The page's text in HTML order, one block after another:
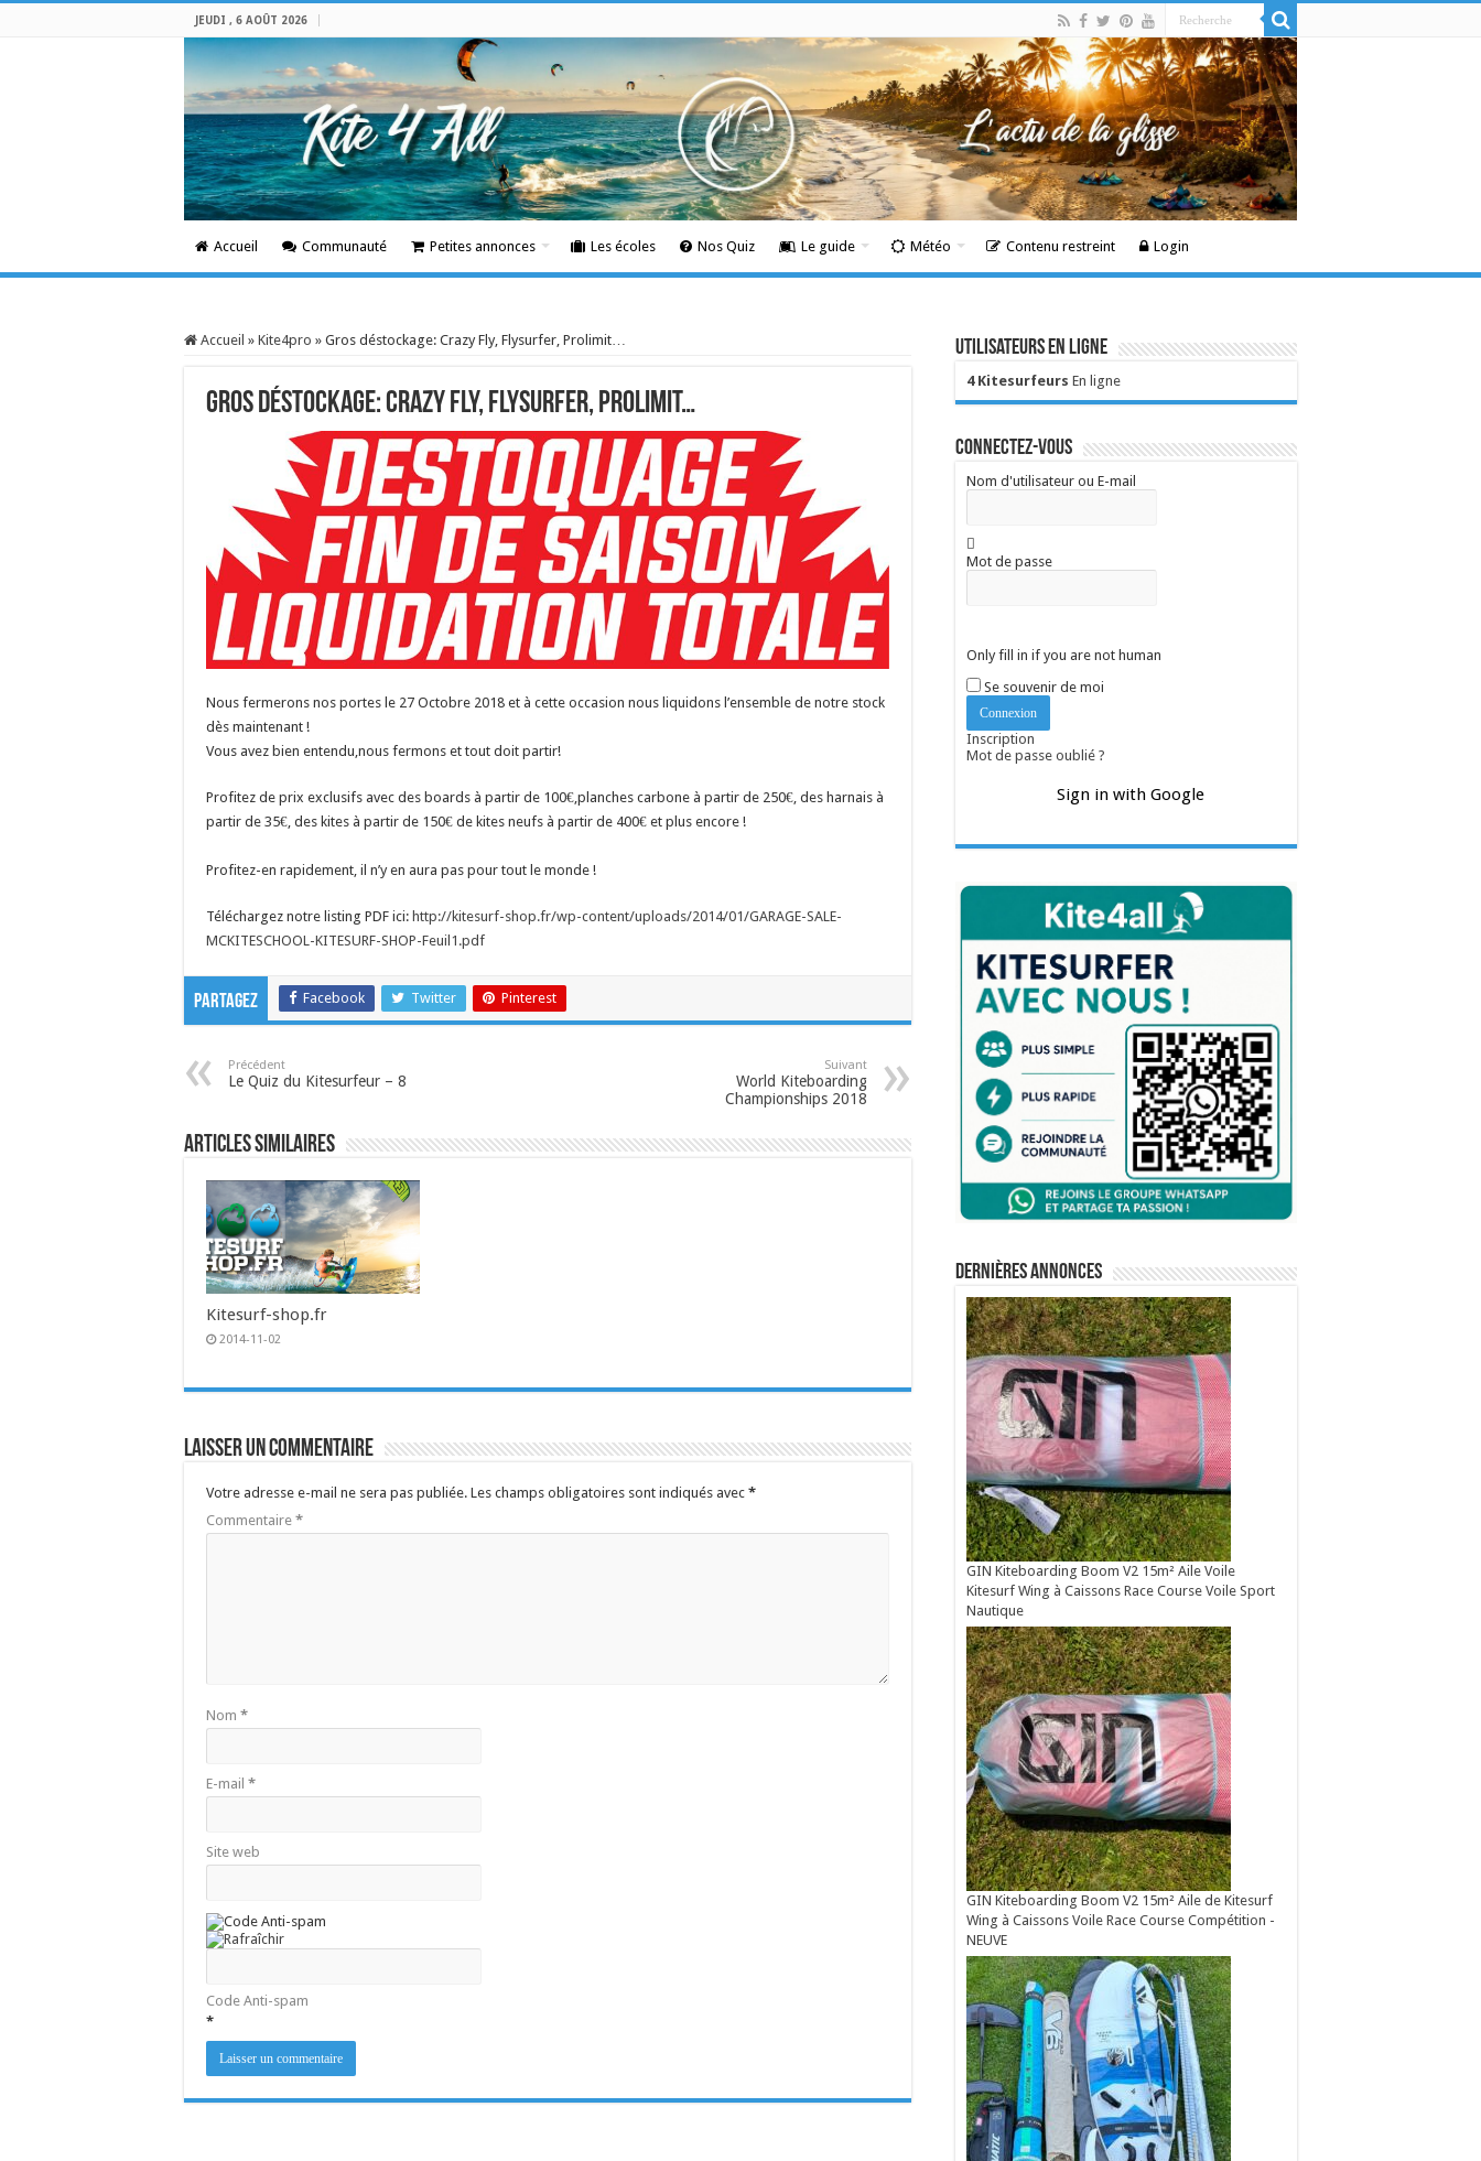
JEUDI , 6 AOÛT 2026
Accueil Communauté Petites annonces Les écoles Nos Quiz Le guide Météo Contenu restreint Login
Accueil » Kite4pro » Gros déstockage: Crazy Fly, Flysurfer, Prolimit…
Gros déstockage: Crazy Fly, Flysurfer, Prolimit…
Nous fermerons nos portes le 27 Octobre 2018 et à cette occasion nous liquidons l’ensemble de notre stock
dès maintenant !
Vous avez bien entendu,nous fermons et tout doit partir!
Profitez de prix exclusifs avec des boards à partir de 100€,planches carbone à partir de 250€, des harnais à
partir de 35€, des kites à partir de 150€ de kites neufs à partir de 400€ et plus encore !
Profitez-en rapidement, il n’y en aura pas pour tout le monde !
Téléchargez notre listing PDF ici: http://kitesurf-shop.fr/wp-content/uploads/2014/01/GARAGE-SALE-
MCKITESCHOOL-KITESURF-SHOP-Feuil1.pdf
Partagez Facebook Twitter Pinterest
Précédent
Le Quiz du Kitesurfeur – 8
Suivant
World Kiteboarding
Championships 2018
Articles similaires
Kitesurf-shop.fr
2014-11-02
Laisser un commentaire
Votre adresse e-mail ne sera pas publiée. Les champs obligatoires sont indiqués avec *
Commentaire *
Nom *
E-mail *
Site web
Code Anti-spam
*
Utilisateurs en ligne
4 Kitesurfeurs En ligne
Connectez-vous
Nom d'utilisateur ou E-mail
Mot de passe
Only fill in if you are not human
Se souvenir de moi
Inscription
Mot de passe oublié ?
Sign in with Google
Dernières annonces
GIN Kiteboarding Boom V2 15m² Aile Voile
Kitesurf Wing à Caissons Race Course Voile Sport
Nautique
GIN Kiteboarding Boom V2 15m² Aile de Kitesurf
Wing à Caissons Voile Race Course Compétition -
NEUVE